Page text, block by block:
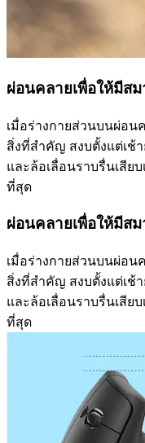
ผ่อนคลายเพื่อให้มีส
เมื่อร่างกายส่วนบนผ่อ
สิ่งที่สำคัญ สงบตั้งแต่เช้า
และล้อเลื่อนราบรื่นเสีย
ที่สุด
ผ่อนคลายเพื่อให้มีส
เมื่อร่างกายส่วนบนผ่อ
สิ่งที่สำคัญ สงบตั้งแต่เช้า
และล้อเลื่อนราบรื่นเสีย
ที่สุด